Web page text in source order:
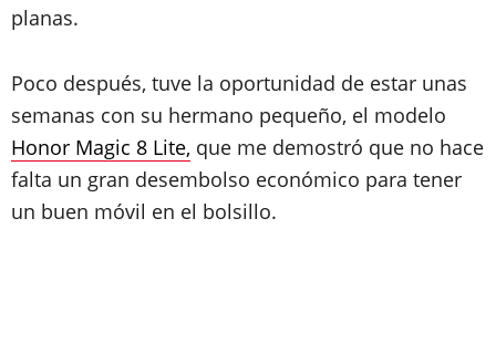
planas.
Poco después, tuve la oportunidad de estar unas
semanas con su hermano pequeño, el modelo
Honor Magic 8 Lite, que me demostró que no hace
falta un gran desembolso económico para tener
un buen móvil en el bolsillo.